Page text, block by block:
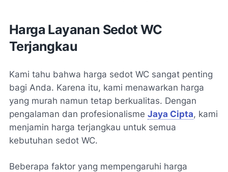
Harga Layanan Sedot WC
Terjangkau
Kami tahu bahwa harga sedot WC sangat penting
bagi Anda. Karena itu, kami menawarkan harga
yang murah namun tetap berkualitas. Dengan
pengalaman dan profesionalisme Jaya Cipta, kami
menjamin harga terjangkau untuk semua
kebutuhan sedot WC.
Beberapa faktor yang mempengaruhi harga